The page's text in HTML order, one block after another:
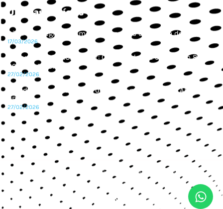
Últimas Notícias
São Paulo registra aumento de provas de corrida de rua
17/03/2026
4º Summit ABRACEO/CBAt: Corridas de rua cresceram 85% em
2025 no Brasil
27/02/2026
Corrida Segura é tema de destaque no 4º Summit ABRACEO
CBAt
27/02/2026
Copyright © 2024 ABRACEO – Todos os direitos reservados.